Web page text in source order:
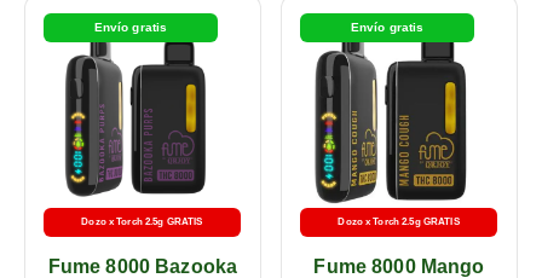
Envío gratis
Dozo x Torch 2.5g GRATIS
Fume 8000 Bazooka
Envío gratis
Dozo x Torch 2.5g GRATIS
Fume 8000 Mango